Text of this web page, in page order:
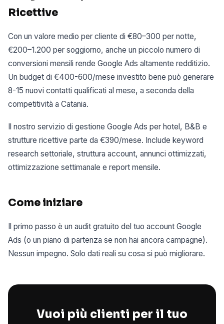
Ricettive
Con un valore medio per cliente di €80–300 per notte,
€200–1.200 per soggiorno, anche un piccolo numero di
conversioni mensili rende Google Ads altamente redditizio.
Un budget di €400-600/mese investito bene può generare
8-15 nuovi contatti qualificati al mese, a seconda della
competitività a Catania.
Il nostro servizio di gestione Google Ads per hotel, B&B e
strutture ricettive parte da €390/mese. Include keyword
research settoriale, struttura account, annunci ottimizzati,
ottimizzazione settimanale e report mensile.
Come iniziare
Il primo passo è un audit gratuito del tuo account Google
Ads (o un piano di partenza se non hai ancora campagne).
Nessun impegno. Solo dati reali su cosa si può migliorare.
Vuoi più clienti per il tuo